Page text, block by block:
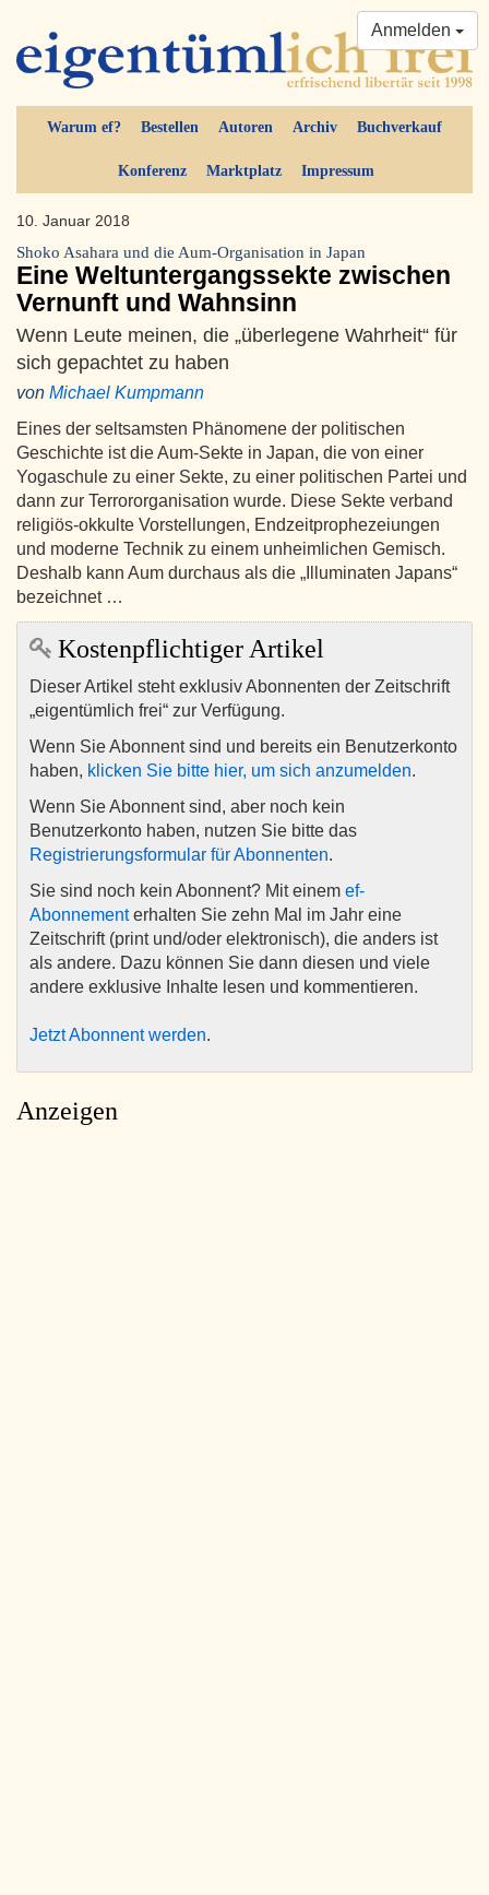
Warum ef? Bestellen Autoren Archiv Buchverkauf
Konferenz Marktplatz Impressum
Anmelden
10. Januar 2018
Shoko Asahara und die Aum-Organisation in Japan
Eine Weltuntergangssekte zwischen
Vernunft und Wahnsinn
Wenn Leute meinen, die „überlegene Wahrheit“ für
sich gepachtet zu haben
von Michael Kumpmann
Eines der seltsamsten Phänomene der politischen
Geschichte ist die Aum-Sekte in Japan, die von einer
Yogaschule zu einer Sekte, zu einer politischen Partei und
dann zur Terrororganisation wurde. Diese Sekte verband
religiös-okkulte Vorstellungen, Endzeitprophezeiungen
und moderne Technik zu einem unheimlichen Gemisch.
Deshalb kann Aum durchaus als die „Illuminaten Japans“
bezeichnet …
Kostenpflichtiger Artikel
Dieser Artikel steht exklusiv Abonnenten der Zeitschrift
„eigentümlich frei“ zur Verfügung.
Wenn Sie Abonnent sind und bereits ein Benutzerkonto
haben, klicken Sie bitte hier, um sich anzumelden.
Wenn Sie Abonnent sind, aber noch kein
Benutzerkonto haben, nutzen Sie bitte das
Registrierungsformular für Abonnenten.
Sie sind noch kein Abonnent? Mit einem ef-
Abonnementerhalten Sie zehn Mal im Jahr eine
Zeitschrift (print und/oder elektronisch), die anders ist
als andere. Dazu können Sie dann diesen und viele
andere exklusive Inhalte lesen und kommentieren.
Jetzt Abonnent werden.
Anzeigen